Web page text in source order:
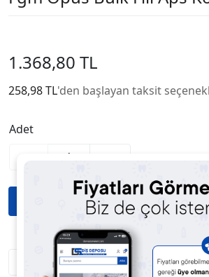
1.368,80 TL
258,98 TL'den başlayan taksit
Adet
Fiyatı Düşünce Haber Ver